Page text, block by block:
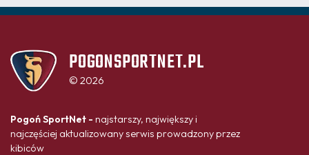
POGONSPORTNET.PL
© 2026
Pogoń SportNet - najstarszy, największy i
najczęściej aktualizowany serwis prowadzony przez
kibiców